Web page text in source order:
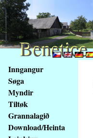
obsah
stránky
Klávesové
zkratky
tomto
webu
Inngangur
Søga
Myndir
Tiltøk
Grannalagið
Download/Heinta
Benetice
Benetice